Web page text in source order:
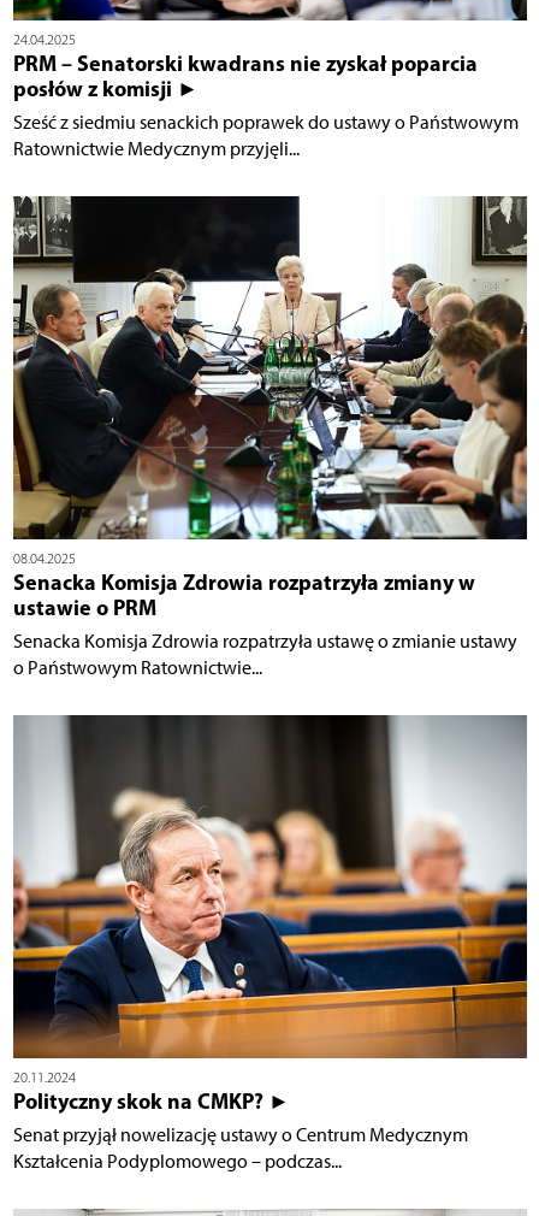
24.04.2025
PRM – Senatorski kwadrans nie zyskał poparcia
posłów z komisji ►
Sześć z siedmiu senackich poprawek do ustawy o Państwowym
Ratownictwie Medycznym przyjęli...
08.04.2025
Senacka Komisja Zdrowia rozpatrzyła zmiany w
ustawie o PRM
Senacka Komisja Zdrowia rozpatrzyła ustawę o zmianie ustawy
o Państwowym Ratownictwie...
20.11.2024
Polityczny skok na CMKP? ►
Senat przyjął nowelizację ustawy o Centrum Medycznym
Kształcenia Podyplomowego – podczas...